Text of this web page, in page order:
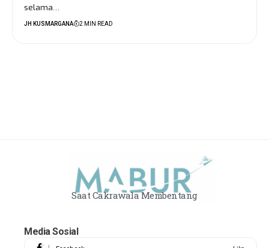
selama…
JH KUSMARGANA 2 MIN READ
Saat Cakrawala Membentang
Media Sosial